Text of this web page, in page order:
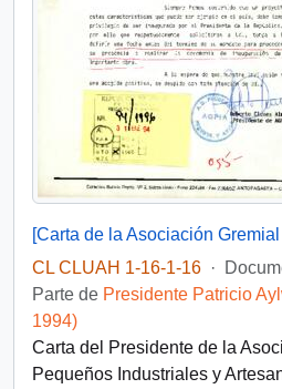
CL CLUAH 1-16-1-16 ·
Parte de Presidente Patricio
1994)
Carta del Presidente de la
Pequeños Industriales y